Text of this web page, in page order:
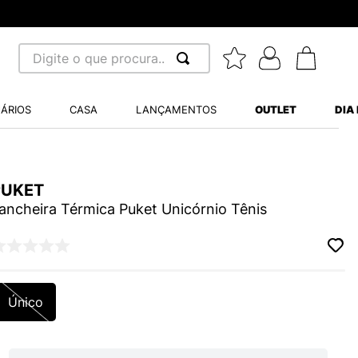
Digite o que procura...
CASA LANÇAMENTOS OUTLET DIA
Térmica Puket Unicórnio Tênis
Único
BALANCE 530
WHITE
VANS ULTRARANGE